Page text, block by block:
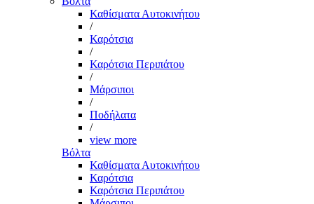
Καθίσματα Αυτοκινήτου
/
Καρότσια
/
Καρότσια Περιπάτου
/
Μάρσιποι
/
Ποδήλατα
/
view more
Βόλτα
Καθίσματα Αυτοκινήτου
Καρότσια
Καρότσια Περιπάτου